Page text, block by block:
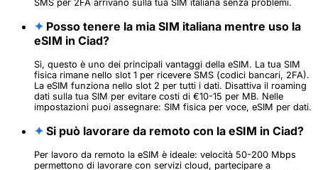
SMS per 2FA arrivano sulla tua SIM italiana senza problemi.
✦ Posso tenere la mia SIM italiana mentre uso la
eSIM in Ciad?
Sì, questo è uno dei principali vantaggi della eSIM. La tua SIM
fisica rimane nello slot 1 per ricevere SMS (codici bancari, 2FA).
La eSIM funziona nello slot 2 per tutti i dati. Disattiva il roaming
dati sulla tua SIM per evitare costi di €10-15 per MB. Nelle
impostazioni puoi assegnare: SIM fisica per voce, eSIM per dati.
✦ Si può lavorare da remoto con la eSIM in Ciad?
Per lavoro da remoto la eSIM è ideale: velocità 50-200 Mbps
permettono di lavorare con servizi cloud, partecipare a